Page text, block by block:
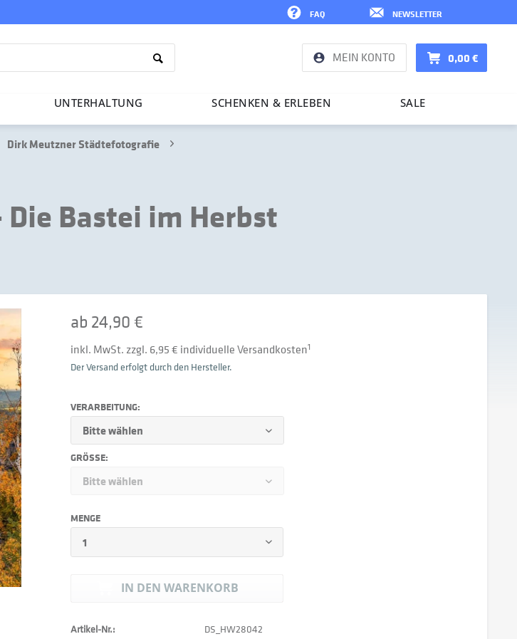
NEWSLETTER
FAQ
MEIN KONTO 0,00 €
UNTER­HAL­TUNG SCHENKEN & ERLEBEN SALE
Dirk Meutzner Städtefotografie
Bastei im Herbst
ab 24,90 €
inkl. MwSt. zzgl. 6,95 € individuelle Versandkosten1
Der Versand erfolgt durch den Hersteller.
VERARBEITUNG:
GRÖSSE:
MENGE
IN DEN WARENKORB
Artikel-Nr.: DS_HW28042